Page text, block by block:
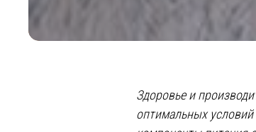
Здоровье и
оптимальных